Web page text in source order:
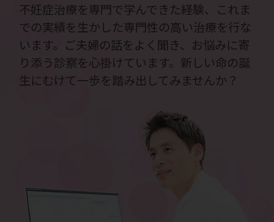
不妊症治療を専門で学んできた経験、これま
での実績を生かした専門性の高い治療を行な
います。ご夫婦の話をよく聞き、お悩みに寄
り添う診察を心掛けています。新しい命の誕
生にむけて一歩を踏み出してみませんか？